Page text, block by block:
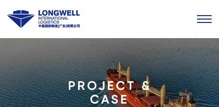
PROJECT &
CASE